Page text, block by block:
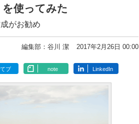
使ってみた
がお勧め
編集部：谷川 潔 2017年2月26日 00:00
ブ note LinkedIn